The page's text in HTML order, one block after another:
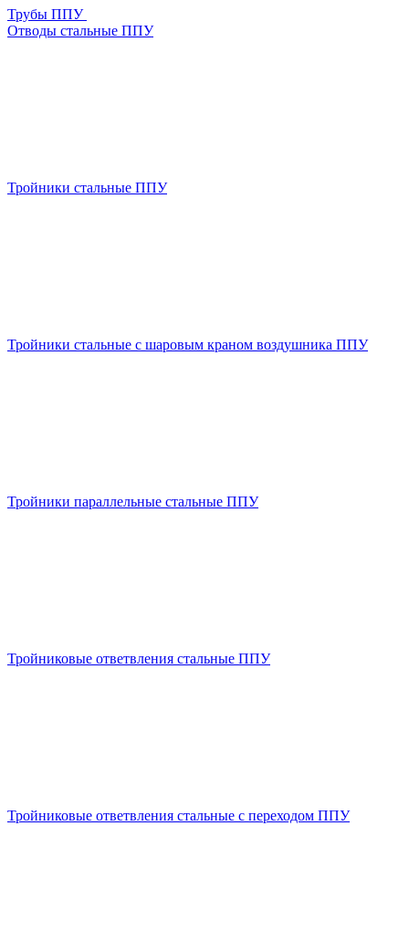
Трубы ППУ
Отводы стальные ППУ
Тройники стальные ППУ
Тройники стальные с шаровым краном воздушника ППУ
Тройники параллельные стальные ППУ
Тройниковые ответвления стальные ППУ
Тройниковые ответвления стальные с переходом ППУ